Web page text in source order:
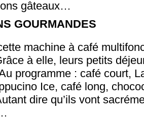
gâteaux…
GOURMANDES
machine à café
à elle, leurs petits
programme : café court,
Ice, café long,
dire qu’ils vont